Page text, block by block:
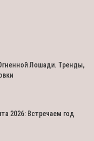
Лошади. Тренды,
2026: Встречаем год